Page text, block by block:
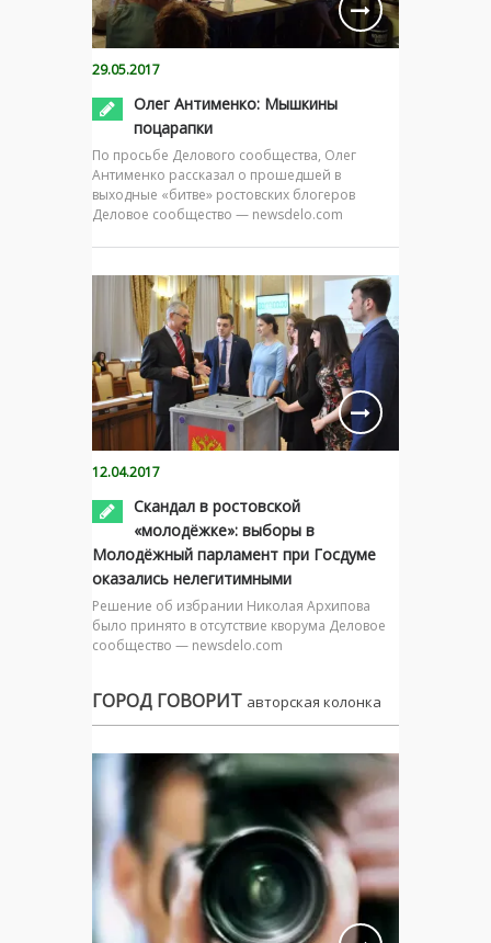
29.05.2017
Олег Антименко: Мышкины
поцарапки
По просьбе Делового сообщества, Олег
Антименко рассказал о прошедшей в
выходные «битве» ростовских блогеров
Деловое сообщество — newsdelo.com
12.04.2017
Скандал в ростовской
«молодёжке»: выборы в
Молодёжный парламент при Госдуме
оказались нелегитимными
Решение об избрании Николая Архипова
было принято в отсутствие кворума Деловое
сообщество — newsdelo.com
ГОРОД ГОВОРИТ авторская колонка